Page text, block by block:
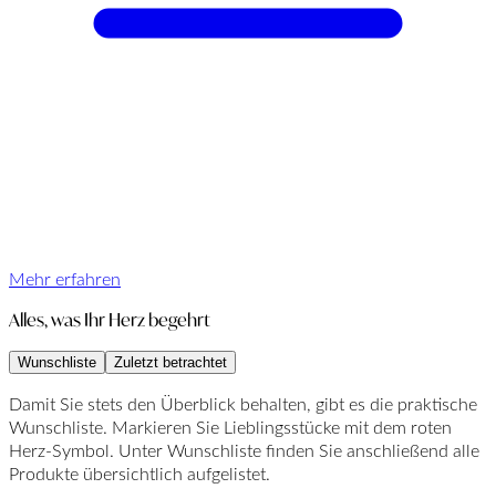
Mehr erfahren
Alles, was Ihr Herz begehrt
Wunschliste Zuletzt betrachtet
Damit Sie stets den Überblick behalten, gibt es die praktische
Wunschliste. Markieren Sie Lieblingsstücke mit dem roten
Herz-Symbol. Unter Wunschliste finden Sie anschließend alle
Produkte übersichtlich aufgelistet.